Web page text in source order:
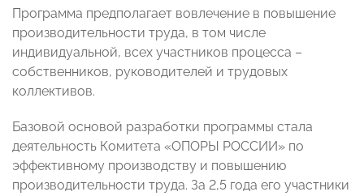
Программа предполагает вовлечение в повышение
производительности труда, в том числе
индивидуальной, всех участников процесса –
собственников, руководителей и трудовых
коллективов.
Базовой основой разработки программы стала
деятельность Комитета «ОПОРЫ РОССИИ» по
эффективному производству и повышению
производительности труда. За 2,5 года его участники